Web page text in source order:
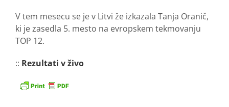
V tem mesecu se je v Litvi že izkazala Tanja Oranič,
ki je zasedla 5. mesto na evropskem tekmovanju
TOP 12.
:: Rezultati v živo